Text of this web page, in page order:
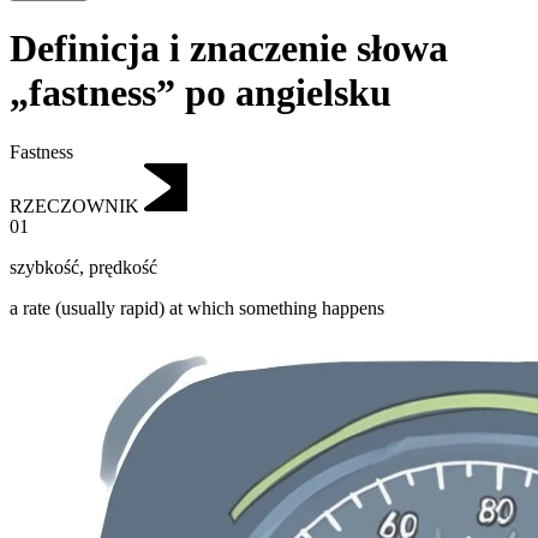
Definicja i znaczenie słowa
„fastness” po angielsku
Fastness
RZECZOWNIK
01
szybkość, prędkość
a rate (usually rapid) at which something happens